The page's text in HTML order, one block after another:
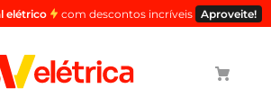
elétrico com descontos incríveis Aproveite!